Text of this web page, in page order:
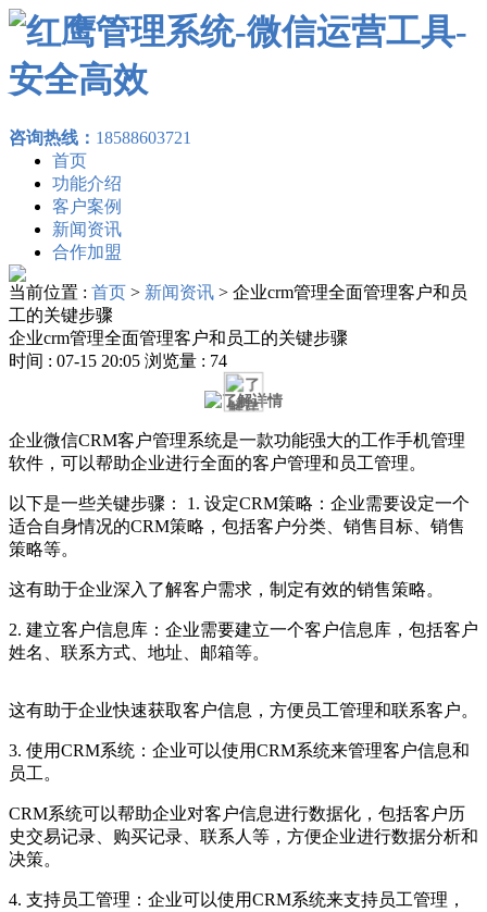
咨询热线： 18588603721
首页
功能介绍
客户案例
新闻资讯
合作加盟
当前位置 : 首页 > 新闻资讯 > 企业crm管理全面管理客户和员
工的关键步骤
企业crm管理全面管理客户和员工的关键步骤
时间 : 07-15 20:05 浏览量 : 74
企业微信CRM客户管理系统是一款功能强大的工作手机管理
软件，可以帮助企业进行全面的客户管理和员工管理。
以下是一些关键步骤： 1. 设定CRM策略：企业需要设定一个
适合自身情况的CRM策略，包括客户分类、销售目标、销售
策略等。
这有助于企业深入了解客户需求，制定有效的销售策略。
2. 建立客户信息库：企业需要建立一个客户信息库，包括客户
姓名、联系方式、地址、邮箱等。
这有助于企业快速获取客户信息，方便员工管理和联系客户。
3. 使用CRM系统：企业可以使用CRM系统来管理客户信息和
员工。
CRM系统可以帮助企业对客户信息进行数据化，包括客户历
史交易记录、购买记录、联系人等，方便企业进行数据分析和
决策。
4. 支持员工管理：企业可以使用CRM系统来支持员工管理，